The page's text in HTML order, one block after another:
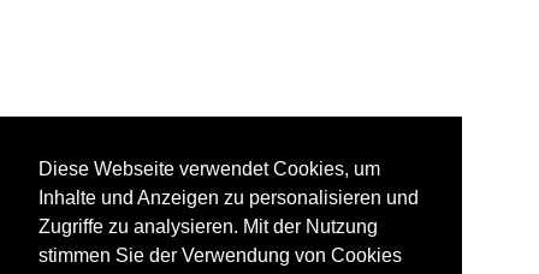
DB 381 · DRG Ka · DRG Ks Lg II/36 Akku
Strecken | KBS 100-199
190 Stralsund – Bergen auf Rügen – Lietzow – Borchtitz
Diese Webseite verwendet Cookies, um
Inhalte und Anzeigen zu personalisieren und
Zugriffe zu analysieren. Mit der Nutzung
stimmen Sie der Verwendung von Cookies